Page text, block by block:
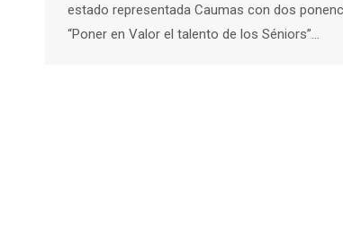
estado representada Caumas con dos
“Poner en Valor el talento de los Séniors”…